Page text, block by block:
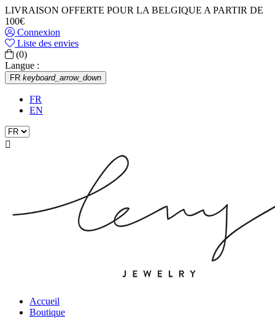
LIVRAISON OFFERTE POUR LA BELGIQUE A PARTIR DE
100€
Connexion
Liste des envies
(0)
Langue :
FR keyboard_arrow_down
FR
EN

Accueil
Boutique